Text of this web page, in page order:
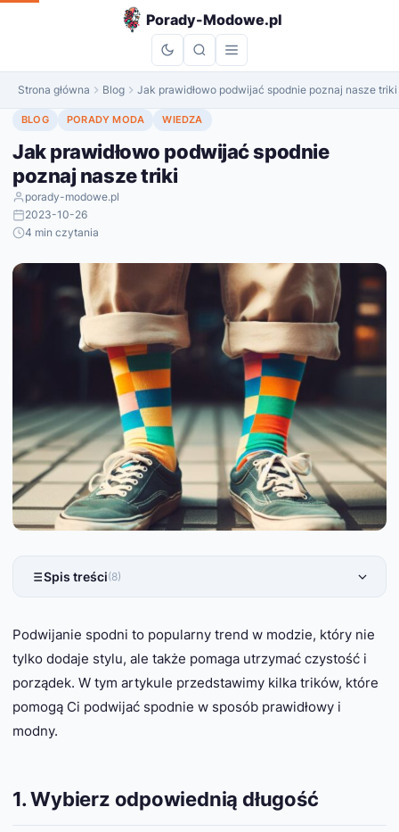
do
Porady-Modowe.pl
Strona główna Blog Jak prawidłowo podwijać spodnie poznaj nasze triki
BLOG PORADY MODA WIEDZA
Jak prawidłowo podwijać spodnie
poznaj nasze triki
porady-modowe.pl
2023-10-26
4 min czytania
Spis treści(8)
Podwijanie spodni to popularny trend w modzie, który nie
tylko dodaje stylu, ale także pomaga utrzymać czystość i
porządek. W tym artykule przedstawimy kilka trików, które
pomogą Ci podwijać spodnie w sposób prawidłowy i
modny.
1. Wybierz odpowiednią długość